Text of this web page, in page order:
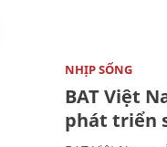
NHỊP SỐNG
BAT Việt
phát triển